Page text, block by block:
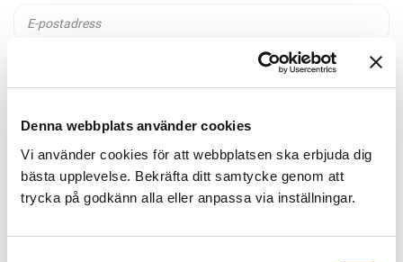
Denna webbplats använder cookies
Vi använder cookies för att webbplatsen ska erbjuda dig
bästa upplevelse. Bekräfta ditt samtycke genom att
trycka på godkänn alla eller anpassa via inställningar.
179,00kr/m
Beställningsvara